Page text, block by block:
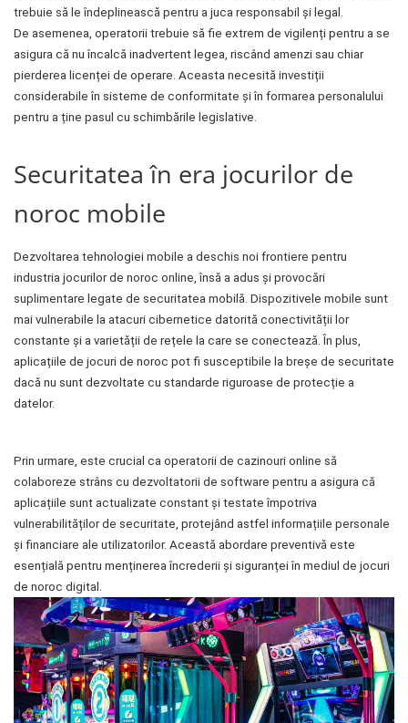
trebuie să le îndeplinească pentru a juca responsabil și legal.
De asemenea, operatorii trebuie să fie extrem de vigilenți pentru a se
asigura că nu încalcă inadvertent legea, riscând amenzi sau chiar
pierderea licenței de operare. Aceasta necesită investiții
considerabile în sisteme de conformitate și în formarea personalului
pentru a ține pasul cu schimbările legislative.
Securitatea în era jocurilor de
noroc mobile
Dezvoltarea tehnologiei mobile a deschis noi frontiere pentru
industria jocurilor de noroc online, însă a adus și provocări
suplimentare legate de securitatea mobilă. Dispozitivele mobile sunt
mai vulnerabile la atacuri cibernetice datorită conectivității lor
constante și a varietății de rețele la care se conectează. În plus,
aplicațiile de jocuri de noroc pot fi susceptibile la breșe de securitate
dacă nu sunt dezvoltate cu standarde riguroase de protecție a
datelor.
Prin urmare, este crucial ca operatorii de cazinouri online să
colaboreze strâns cu dezvoltatorii de software pentru a asigura că
aplicațiile sunt actualizate constant și testate împotriva
vulnerabilităților de securitate, protejând astfel informațiile personale
și financiare ale utilizatorilor. Această abordare preventivă este
esențială pentru menținerea încrederii și siguranței în mediul de jocuri
de noroc digital.